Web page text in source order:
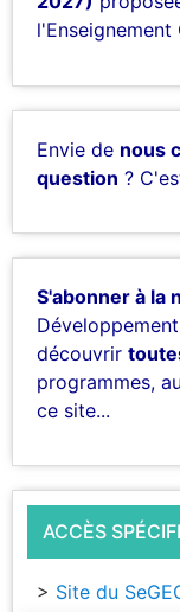
l'Enseignement
Envie de nous
question ?
S'abonner à la
découvrir
programmes,
ce site...
ACCÈS
> Site du